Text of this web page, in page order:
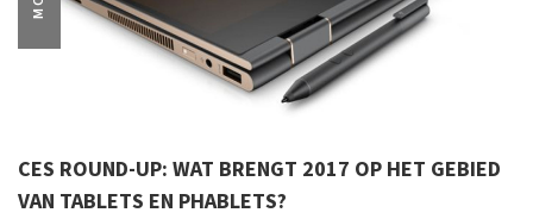
CES ROUND-UP: WAT BRENGT 2017 OP HET GEBIED
VAN TABLETS EN PHABLETS?